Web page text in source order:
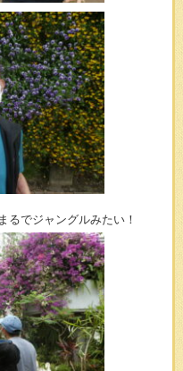
るでジャングルみたい！